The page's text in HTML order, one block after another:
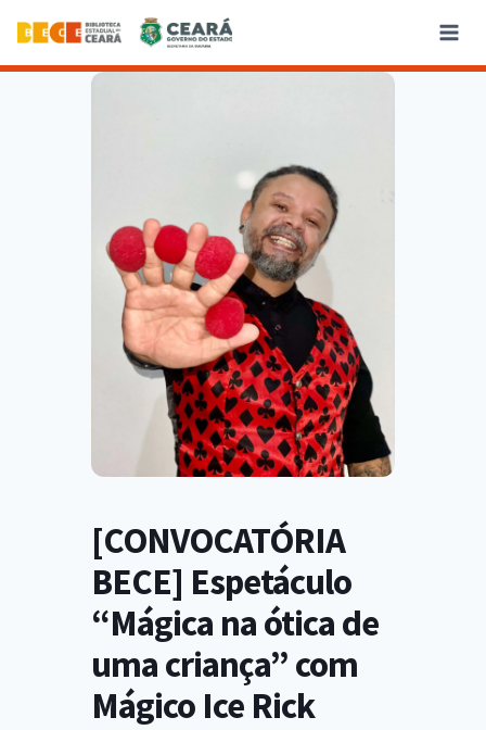
[CONVOCATÓRIA
BECE] Espetáculo
“Mágica na ótica de
uma criança” com
Mágico Ice Rick